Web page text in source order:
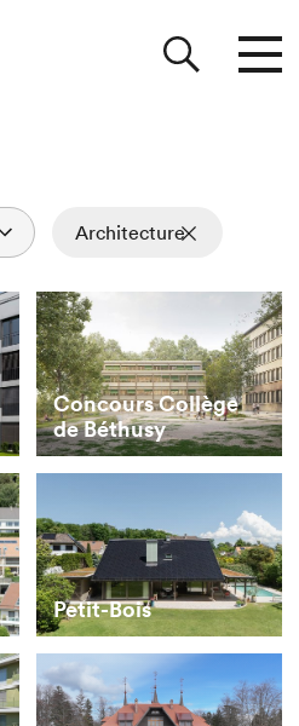
Architecture
Concours Collège
de Béthusy
Petit-Bois